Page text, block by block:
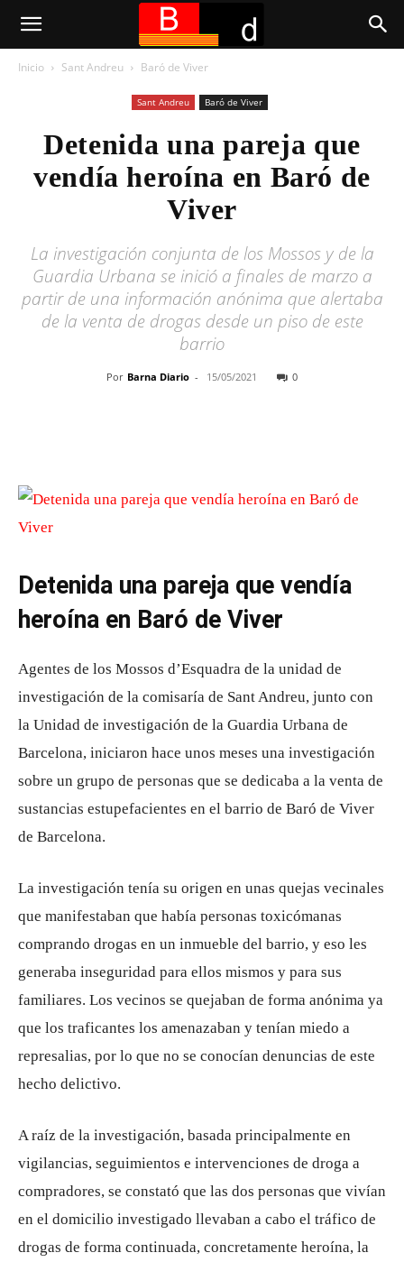
Inicio Sant Andreu Baró de Viver
Sant Andreu Baró de Viver
Detenida una pareja que
vendía heroína en Baró de
Viver
La investigación conjunta de los Mossos y de la
Guardia Urbana se inició a finales de marzo a
partir de una información anónima que alertaba
de la venta de drogas desde un piso de este
barrio
Por Barna Diario - 15/05/2021 0
Detenida una pareja que vendía
heroína en Baró de Viver
Agentes de los Mossos d’Esquadra de la unidad de
investigación de la comisaría de Sant Andreu, junto con
la Unidad de investigación de la Guardia Urbana de
Barcelona, ​​iniciaron hace unos meses una investigación
sobre un grupo de personas que se dedicaba a la venta de
sustancias estupefacientes en el barrio de Baró de Viver
de Barcelona.
La investigación tenía su origen en unas quejas vecinales
que manifestaban que había personas toxicómanas
comprando drogas en un inmueble del barrio, y eso les
generaba inseguridad para ellos mismos y para sus
familiares. Los vecinos se quejaban de forma anónima ya
que los traficantes los amenazaban y tenían miedo a
represalias, por lo que no se conocían denuncias de este
hecho delictivo.
A raíz de la investigación, basada principalmente en
vigilancias, seguimientos e intervenciones de droga a
compradores, se constató que las dos personas que vivían
en el domicilio investigado llevaban a cabo el tráfico de
drogas de forma continuada, concretamente heroína, la